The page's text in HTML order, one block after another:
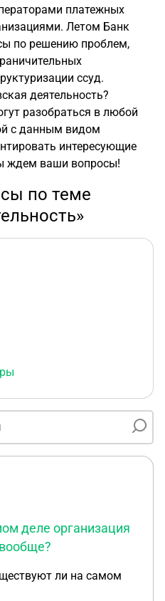
платежных
Летом Банк
по решению проблем,
ссуд.
деятельность?
разобраться в любой
с данным видом
интересующие
ждем ваши вопросы!
по теме
деле организация
ли на самом